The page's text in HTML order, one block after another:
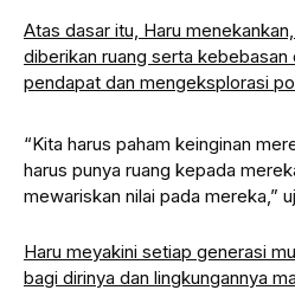
Atas dasar itu, Haru
diberikan ruang serta kebebasan
pendapat dan mengeksplorasi
“Kita harus paham keinginan
harus punya ruang kepada
mewariskan nilai pada mereka,”
Haru meyakini setiap generasi
bagi dirinya dan lingkungannya